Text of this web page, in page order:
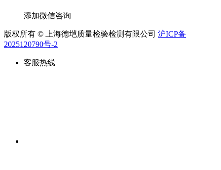
添加微信咨询
版权所有 © 上海德垲质量检验检测有限公司 沪ICP备
2025120790号-2
客服热线